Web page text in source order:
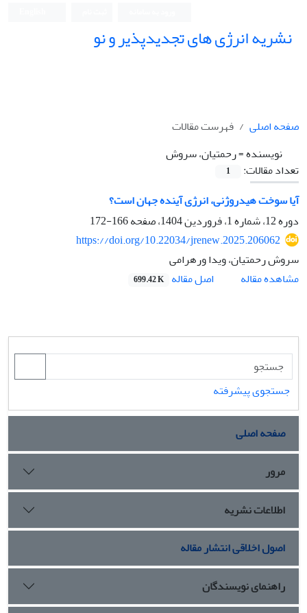
نشریه انرژی های تجدیدپذیر و نو
صفحه اصلی
فهرست مقالات
نویسنده =رحمتیان، سروش
تعداد مقالات:
1
آیا سوخت هیدروژنی، انرژی آینده جهان است؟
دوره 12، شماره 1، فروردین 1404، صفحه
166-172
https://doi.org/10.22034/jrenew.2025.206062
سروش رحمتیان، ویدا ورهرامی
مشاهده مقاله
اصل مقاله 699.42 K
جستجوی پیشرفته
صفحه اصلی
مرور
اطلاعات نشریه
اصول اخلاقی انتشار مقاله
راهنمای نویسندگان